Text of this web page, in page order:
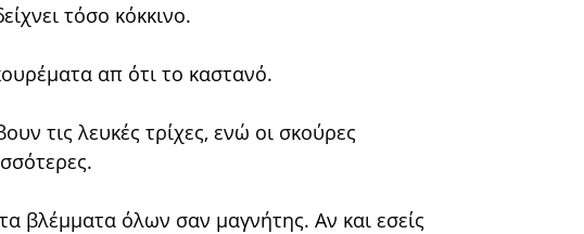
τόσο κόκκινο.
απ ότι το καστανό.
τις λευκές τρίχες, ενώ οι σκούρες
βλέμματα όλων σαν μαγνήτης. Αν και εσείς